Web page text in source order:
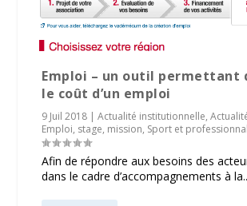
Emploi – un outil permettant
le coût d’un emploi
9 Juil 2018 |Actualité institutionnelle,
Emploi, stage, mission, Sport et
Afin de répondre aux besoins des
dans le cadre d’accompagnements à